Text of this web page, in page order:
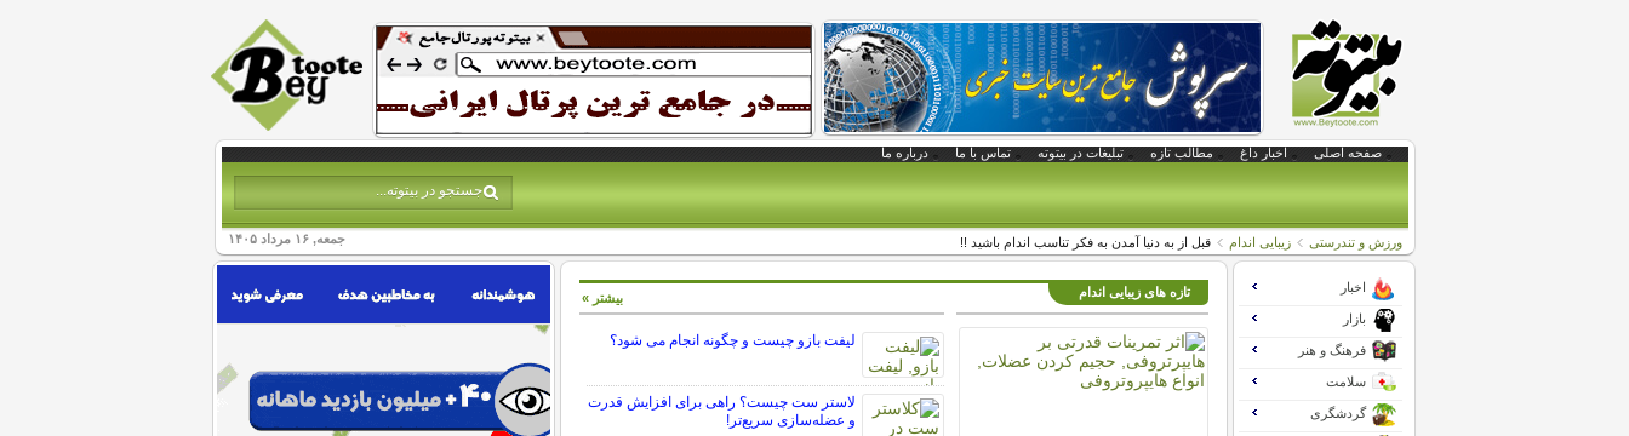
صفحه اصلی اخبار داغ مطالب تازه تبلیغات در بیتوته تماس با ما درباره ما
جمعه, ۱۶ مرداد ۱۴۰۵ ورزش و تندرستی زیبایی اندام قبل از به دنیا آمدن به فکر تناسب اندام باشید !!
تازه های زیبایی اندام
لیفت بازو چیست و چگونه انجام می شود؟
لاستر ست چیست؟ راهی برای افزایش قدرت
و عضله‌سازی سریع‌تر!
بیشتر »
اخبار
بازار
فرهنگ و هنر
سلامت
گردشگری